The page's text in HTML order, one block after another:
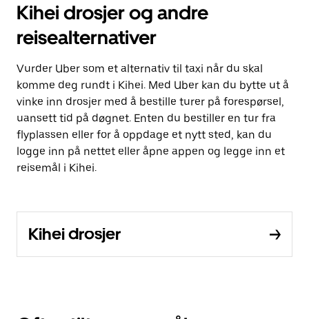
Kihei drosjer og andre
reisealternativer
Vurder Uber som et alternativ til taxi når du skal
komme deg rundt i Kihei. Med Uber kan du bytte ut å
vinke inn drosjer med å bestille turer på forespørsel,
uansett tid på døgnet. Enten du bestiller en tur fra
flyplassen eller for å oppdage et nytt sted, kan du
logge inn på nettet eller åpne appen og legge inn et
reisemål i Kihei.
Kihei drosjer